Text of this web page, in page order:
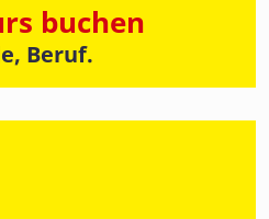
buchen
Beruf.